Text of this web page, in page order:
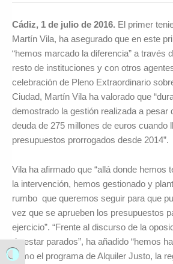
Alternar alto contraste
Cádiz, 1 de julio de 2016. El primer
Martín Vila, ha asegurado que en este
“hemos marcado la diferencia” a través
resto de instituciones y con otros
celebración de Pleno Extraordinario
Ciudad, Martín Vila ha valorado que
demostrado la gestión realizada a pesar
deuda de 275 millones de euros cuando
presupuestos prorrogados desde 2014”.
Vila ha afirmado que “allá donde hemos
la intervención, hemos gestionado y
rumbo que queremos seguir para que
vez que se aprueben los presupuestos
ejercicio”. “Frente al discurso de la
de estar parados”, ha añadido “hemos
como el programa de Alquiler Justo, la